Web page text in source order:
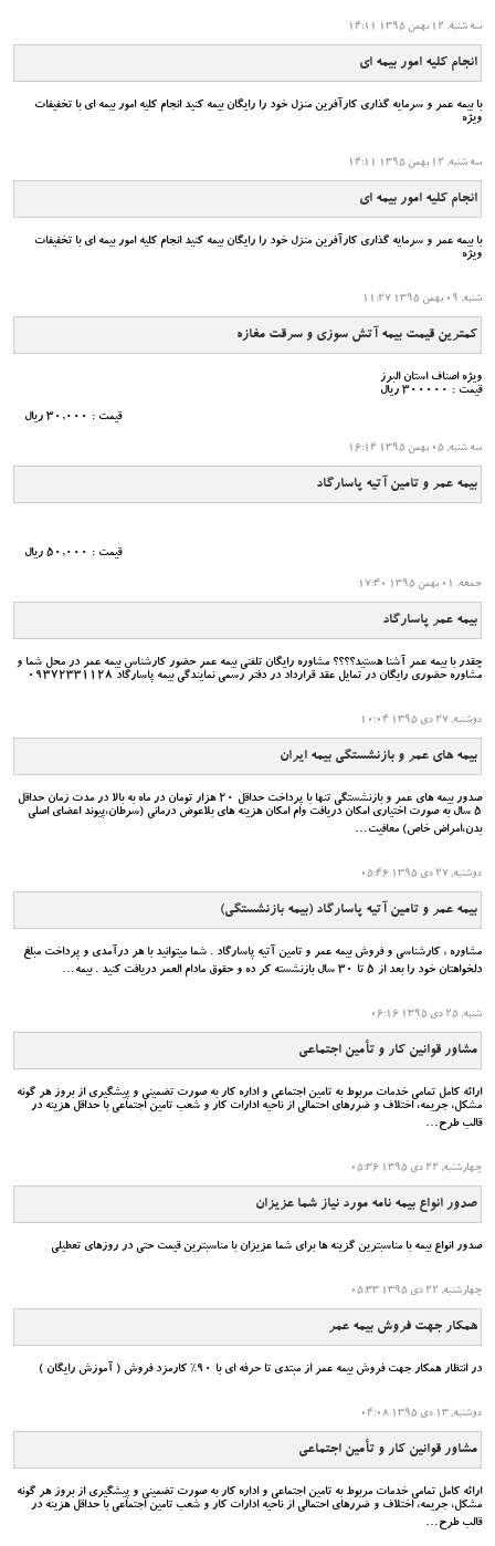
سه شنبه, 12 بهمن 1395 14:11
انجام کلیه امور بیمه ای
با بیمه عمر و سرمایه گذاری کارآفرین منزل خود را رایگان بیمه کنید انجام کلیه امور بیمه ای با تخفیفات
ویژه
سه شنبه, 12 بهمن 1395 14:11
انجام کلیه امور بیمه ای
با بیمه عمر و سرمایه گذاری کارآفرین منزل خود را رایگان بیمه کنید انجام کلیه امور بیمه ای با تخفیفات
ویژه
شنبه, 09 بهمن 1395 11:27
کمترین قیمت بیمه آتش سوزی و سرقت مغازه
ویژه اصناف استان البرز
قیمت : 300000 ریال
قیمت : 30,000 ریال
سه شنبه, 05 بهمن 1395 16:14
بیمه عمر و تامین آتیه پاسارگاد
قیمت : 50,000 ریال
جمعه, 01 بهمن 1395 17:40
بیمه عمر پاسارگاد
چقدر با بیمه عمر آشنا هستید؟؟؟؟ مشاوره رایگان تلفنی بیمه عمر حضور کارشناس بیمه عمر در محل شما و
مشاوره حضوری رایگان در تمایل عقد قرارداد در دفتر رسمی نمایندگی بیمه پاسارگاد 09372331128
دوشنبه, 27 دی 1395 10:04
بیمه های عمر و بازنشستگی بیمه ایران
صدور بیمه های عمر و بازنشستگی تنها با پرداخت حداقل 20 هزار تومان در ماه به بالا در مدت زمان حداقل
5 سال به صورت اختیاری امکان دریافت وام امکان هزینه های بلاعوض درمانی (سرطان،پیوند اعضای اصلی
بدن،امراض خاص) معافیت…
دوشنبه, 27 دی 1395 05:46
بیمه عمر و تامین آتیه پاسارگاد (بیمه بازنشستگی)
مشاوره , کارشناسی و فروش بیمه عمر و تامین آتیه پاسارگاد . شما میتوانید با هر درآمدی و پرداخت مبلغ
دلخواهتان خود را بعد از 5 تا 30 سال بازنشسته کر ده و حقوق مادام العمر دریافت کنید . بیمه…
شنبه, 25 دی 1395 06:16
مشاور قوانین کار و تأمین اجتماعی
ارائه کامل تمامی خدمات مربوط به تامین اجتماعی و اداره کار به صورت تضمینی و پیشگیری از بروز هر گونه
مشکل، جریمه، اختلاف و ضررهای احتمالی از ناحیه ادارات کار و شعب تامین اجتماعی با حداقل هزینه در
قالب طرح…
چهارشنبه, 22 دی 1395 05:36
صدور انواع بیمه نامه مورد نیاز شما عزیزان
صدور انواع بیمه با مناسبترین گزینه ها برای شما عزیزان با مناسبترین قیمت حتی در روزهای تعطیلی
چهارشنبه, 22 دی 1395 05:33
همکار جهت فروش بیمه عمر
در انتظار همکار جهت فروش بیمه عمر از مبتدی تا حرفه ای با 90% کارمزد فروش ( آموزش رایگان )
دوشنبه, 13 دی 1395 04:08
مشاور قوانین کار و تأمین اجتماعی
ارائه کامل تمامی خدمات مربوط به تامین اجتماعی و اداره کار به صورت تضمینی و پیشگیری از بروز هر گونه
مشکل، جریمه، اختلاف و ضررهای احتمالی از ناحیه ادارات کار و شعب تامین اجتماعی با حداقل هزینه در
قالب طرح…